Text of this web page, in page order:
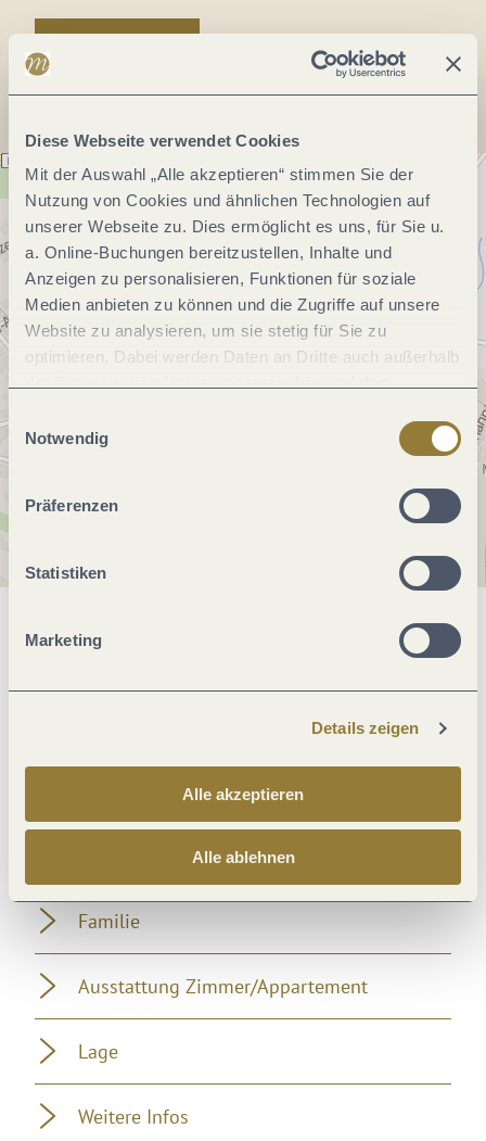
Diese Webseite verwendet Cookies
Mit der Auswahl „Alle akzeptieren“ stimmen Sie der
Nutzung von Cookies und ähnlichen Technologien auf
unserer Webseite zu. Dies ermöglicht es uns, für Sie u.
a. Online-Buchungen bereitzustellen, Inhalte und
Anzeigen zu personalisieren, Funktionen für soziale
Medien anbieten zu können und die Zugriffe auf unsere
Website zu analysieren, um sie stetig für Sie zu
optimieren. Dabei werden Daten an Dritte auch außerhalb
jederzeit widerrufen werden. Mit der Auswahl "Alle
ablehnen" kann es zu Beeinträchtigungen in der Nutzung
Notwendig
Präferenzen
Statistiken
Marketing
Details zeigen
Alle akzeptieren
Alle ablehnen
Allgemeine Informationen
Fremdsprachen
Familie
Ausstattung Zimmer/Appartement
Lage
Weitere Infos